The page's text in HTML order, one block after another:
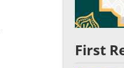
First